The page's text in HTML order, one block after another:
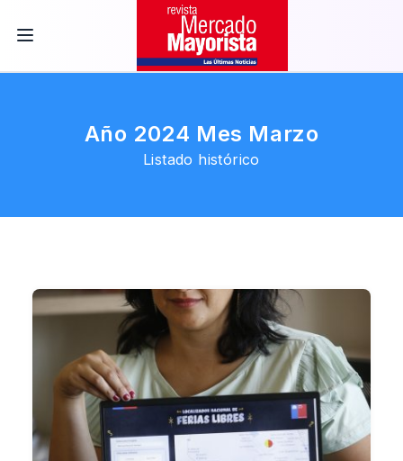
Año 2024 Mes Marzo
Listado histórico